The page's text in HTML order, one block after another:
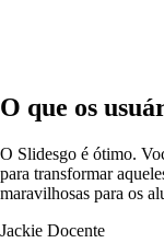
O que os
O Slidesgo é ótimo.
para transformar
maravilhosas para os
Jackie Docente